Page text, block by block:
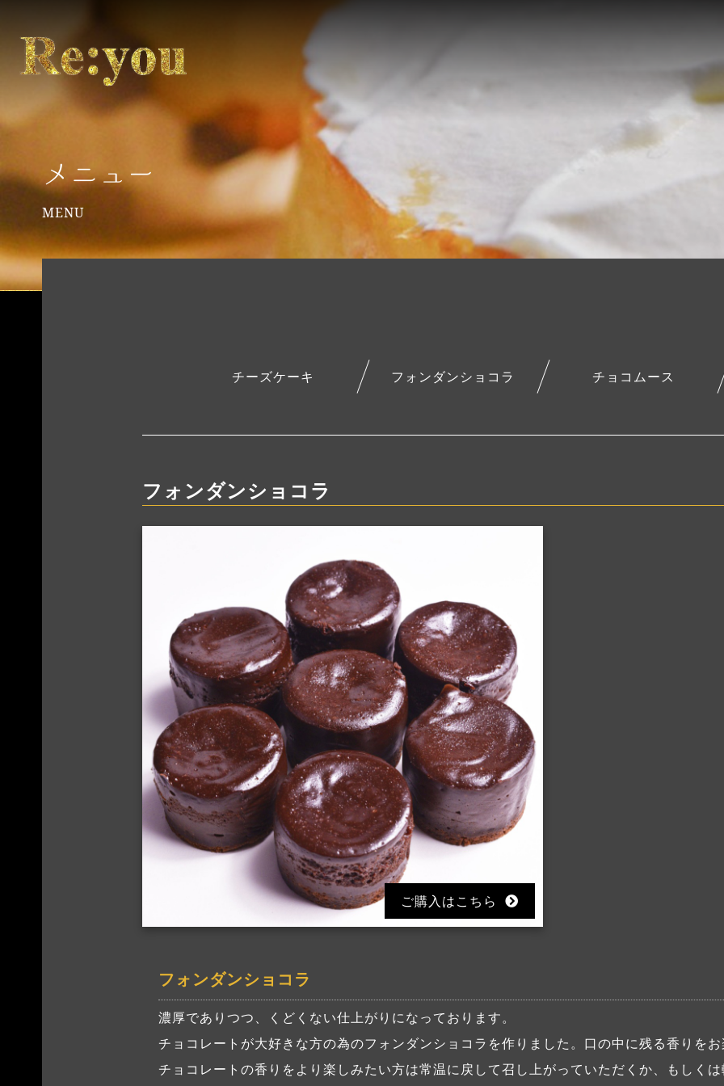
メニュー
MENU
チーズケーキ フォンダンショコラ チョコムース
フォンダンショコラ
ご購入はこちら
フォンダンショコラ
濃厚でありつつ、くどくない仕上がりになっております。
チョコレートが大好きな方の為のフォンダンショコラを作りました。口の中に残る香りをお
チョコレートの香りをより楽しみたい方は常温に戻して召し上がっていただくか、もしく